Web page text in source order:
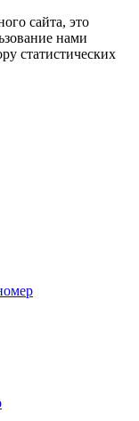
сайта, это
нами
статистических